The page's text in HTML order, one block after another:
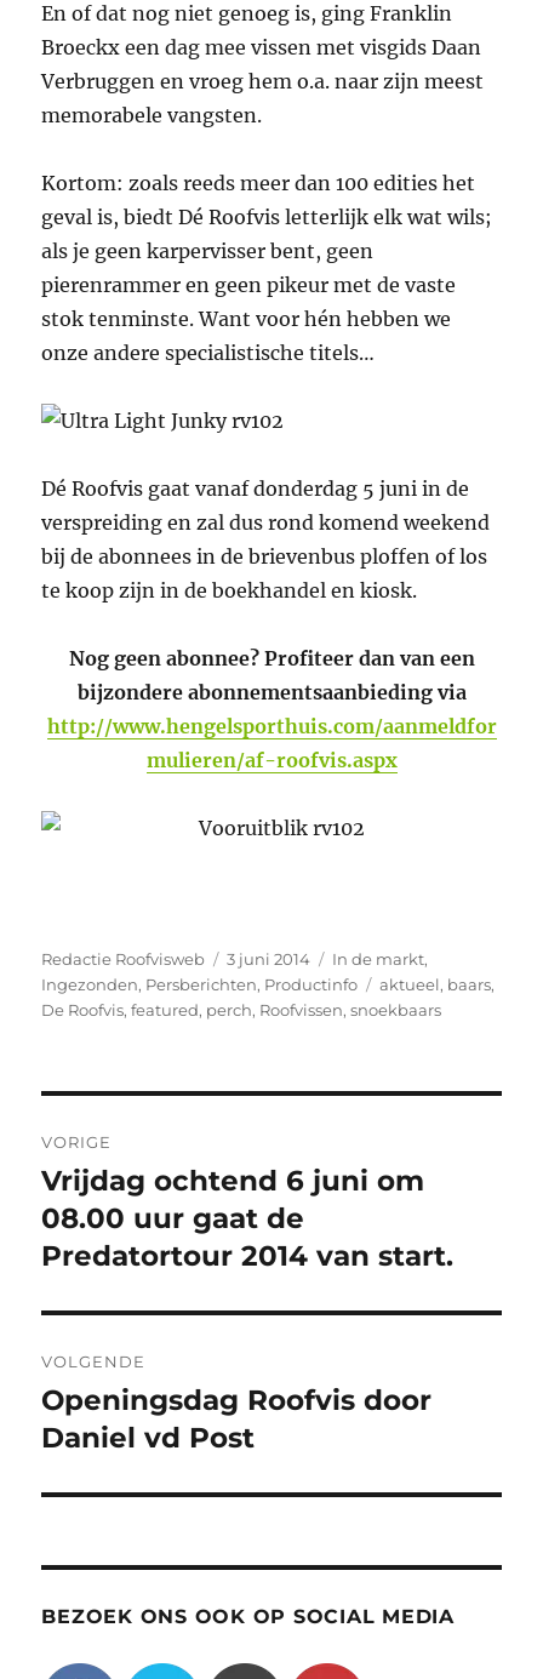
En of dat nog niet genoeg is, ging Franklin
Broeckx een dag mee vissen met visgids Daan
Verbruggen en vroeg hem o.a. naar zijn meest
memorabele vangsten.
Kortom: zoals reeds meer dan 100 edities het
geval is, biedt Dé Roofvis letterlijk elk wat wils;
als je geen karpervisser bent, geen
pierenrammer en geen pikeur met de vaste
stok tenminste. Want voor hén hebben we
onze andere specialistische titels…
Dé Roofvis gaat vanaf donderdag 5 juni in de
verspreiding en zal dus rond komend weekend
bij de abonnees in de brievenbus ploffen of los
te koop zijn in de boekhandel en kiosk.
Nog geen abonnee? Profiteer dan van een
bijzondere abonnementsaanbieding via
http://www.hengelsporthuis.com/aanmeldfor
mulieren/af-roofvis.aspx
Auteur
Redactie Roofvisweb
Geplaatst
op
3 juni 2014 Categorieën
In de markt,
Ingezonden, Persberichten, Productinfo Tags
aktueel, baars,
De Roofvis,featured, perch, Roofvissen,snoekbaars
navigatie
VORIGE
Vorig
bericht:
Vrijdag ochtend 6 juni om
08.00 uur gaat de
Predatortour 2014 van start.
VOLGENDE
Volgend
bericht:
Openingsdag Roofvis door
Daniel vd Post
BEZOEK ONS OOK OP SOCIAL MEDIA